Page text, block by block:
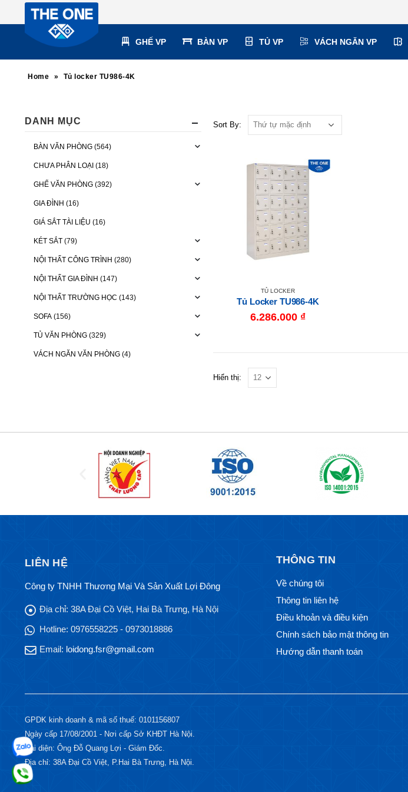
GHẾ VP BÀN VP TỦ VP VÁCH NGĂN VP
Home » Tủ locker TU986-4K
Sort By:
TỦ LOCKER
Tủ Locker TU986-4K
6.286.000 ₫
Hiển thị:
DANH MỤC
BÀN VĂN PHÒNG (564)
CHƯA PHÂN LOẠI (18)
GHẾ VĂN PHÒNG (392)
GIA ĐÌNH (16)
GIÁ SẮT TÀI LIỆU (16)
KÉT SẮT (79)
NỘI THẤT CÔNG TRÌNH (280)
NỘI THẤT GIA ĐÌNH (147)
NỘI THẤT TRƯỜNG HỌC (143)
SOFA (156)
TỦ VĂN PHÒNG (329)
VÁCH NGĂN VĂN PHÒNG (4)
LIÊN HỆ
Công ty TNHH Thương Mại Và Sản Xuất Lợi Đông
Địa chỉ: 38A Đại Cồ Việt, Hai Bà Trưng, Hà Nội
Hotline: 0976558225 - 0973018886
Email: loidong.fsr@gmail.com
THÔNG TIN
Về chúng tôi
Thông tin liên hệ
Điều khoản và điều kiện
Chính sách bảo mật thông tin
Hướng dẫn thanh toán
GPDK kinh doanh & mã số thuế: 0101156807
Ngày cấp 17/08/2001 - Nơi cấp Sở KHĐT Hà Nội.
Đại diện: Ông Đỗ Quang Lợi - Giám Đốc.
Địa chỉ: 38A Đại Cồ Việt, P.Hai Bà Trưng, Hà Nội.